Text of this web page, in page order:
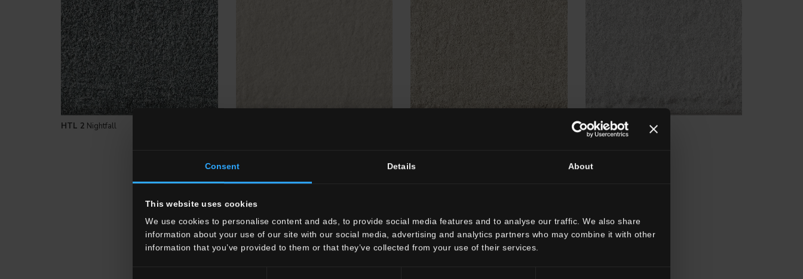
Consent Details About
This website uses cookies
We use cookies to personalise content and ads, to provide social media features and to analyse our traffic. We also share
information about your use of our site with our social media, advertising and analytics partners who may combine it with other
information that you’ve provided to them or that they’ve collected from your use of their services.
HTL 2 Nightfall HTL 15Silver